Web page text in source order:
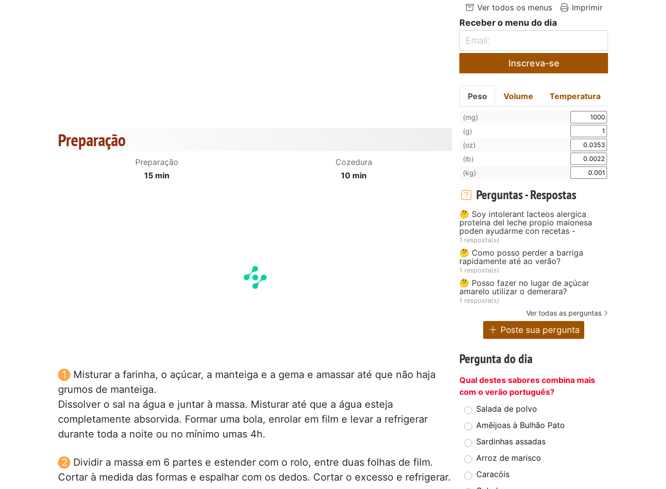
Preparação
Preparação
15 min
Cozedura
10 min
Misturar a farinha, o açúcar, a manteiga e a gema e amassar até que não haja
grumos de manteiga.
Dissolver o sal na água e juntar à massa. Misturar até que a água esteja
completamente absorvida. Formar uma bola, enrolar em film e levar a refrigerar
durante toda a noite ou no mínimo umas 4h.
Dividir a massa em 6 partes e estender com o rolo, entre duas folhas de film.
Cortar à medida das formas e espalhar com os dedos. Cortar o excesso e refrigerar.
Ver todos os menus Imprimir
Receber o menu do dia
Inscreva-se
Peso Volume Temperatura
(mg)
(g)
(oz)
(lb)
(kg)
Perguntas - Respostas
🤔 Soy intolerant lacteos alergica
proteina del leche propio maionesa
poden ayudarme con recetas -
1 resposta(s)
🤔 Como posso perder a barriga
rapidamente até ao verão?
1 resposta(s)
🤔 Posso fazer no lugar de açúcar
amarelo utilizar o demerara?
1 resposta(s)
Ver todas as perguntas
Poste sua pergunta
Pergunta do dia
Qual destes sabores combina mais
com o verão português?
Salada de polvo
Amêijoas à Bulhão Pato
Sardinhas assadas
Arroz de marisco
Caracóis